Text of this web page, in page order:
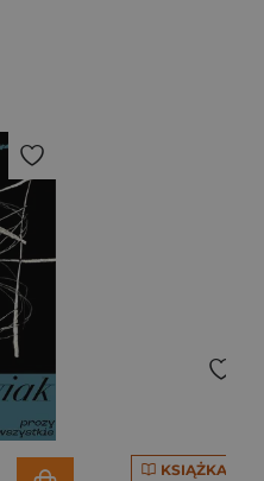
KSIĄŻKA